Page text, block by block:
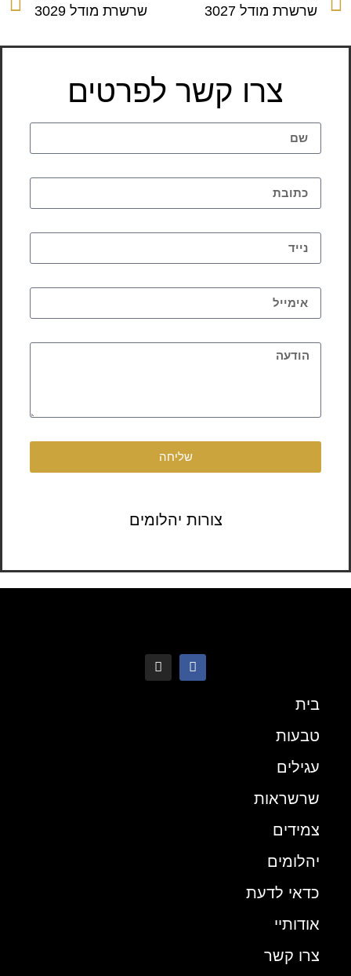
שרשרת מודל 3027 שרשרת מודל 3029
צרו קשר לפרטים
שליחה
צורות יהלומים
בית
טבעות
עגילים
שרשראות
צמידים
יהלומים
כדאי לדעת
אודותיי
צרו קשר